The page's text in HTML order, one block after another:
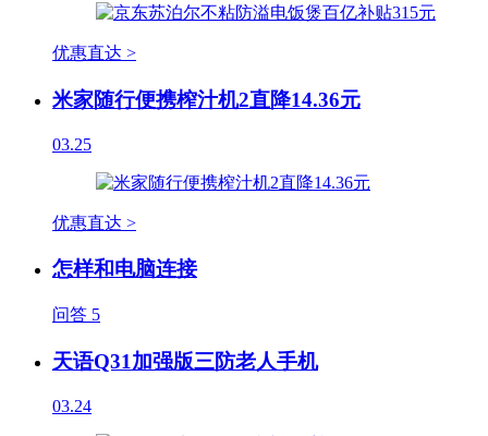
优惠直达 >
米家随行便携榨汁机2直降14.36元
03.25
优惠直达 >
怎样和电脑连接
问答 5
天语Q31加强版三防老人手机
03.24